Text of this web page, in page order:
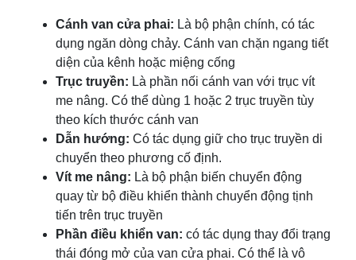
Cánh van cửa phai: Là bộ phận chính, có tác
dụng ngăn dòng chảy. Cánh van chặn ngang tiết
diện của kênh hoặc miệng cống
Trục truyền: Là phần nối cánh van với trục vít
me nâng. Có thể dùng 1 hoặc 2 trục truyền tùy
theo kích thước cánh van
Dẫn hướng: Có tác dụng giữ cho trục truyền di
chuyển theo phương cố định.
Vít me nâng: Là bộ phận biến chuyển động
quay từ bộ điều khiển thành chuyển động tịnh
tiến trên trục truyền
Phần điều khiển van: có tác dụng thay đổi trạng
thái đóng mở của van cửa phai. Có thể là vô